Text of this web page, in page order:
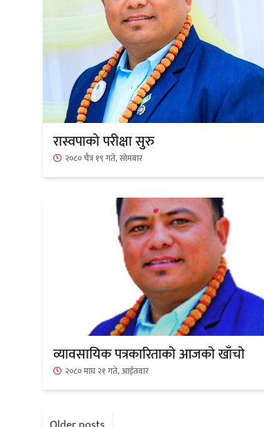
‘दुर्गा’ निर्माण गर्दै सम्राट
गीति एल्बम ‘जागृति’ लोकार्पण
रास्वपाको परीक्षा सुरु
२०८० चैत्र १९ गते, सोमबार
व्यावसायिक पत्रकारिताको आजको खाँचो
२०८० माघ २१ गते, आईतवार